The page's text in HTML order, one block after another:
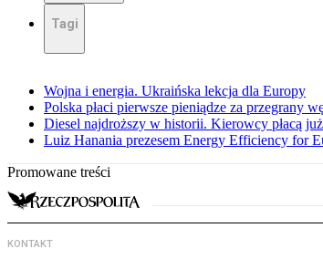
Tagi
Wojna i energia. Ukraińska lekcja dla Europy
Polska płaci pierwsze pieniądze za przegrany
Diesel najdroższy w historii. Kierowcy płacą
Luiz Hanania prezesem Energy Efficiency for
Promowane treści
KONTAKT